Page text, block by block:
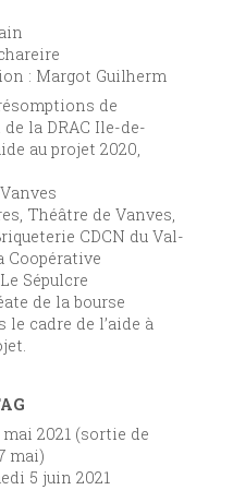
: Margot Guilherm
de
la DRAC Ile-de-
au projet 2020,
Théâtre de Vanves,
CDCN du Val-
Coopérative
Sépulcre
de la bourse
le cadre de l’aide à
2021 (sortie de
mai)
5 juin 2021